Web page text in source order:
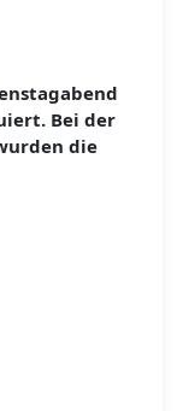
Bei der
die